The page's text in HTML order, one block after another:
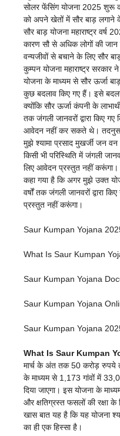
सोलर फेंसिंग योजना 2025 शुरू
को अपने खेतों में सौर बाड़ लगाने के
सौर बाड़ योजना महाराष्ट्र
कारण सौ से अधिक लोगों की
वन्यजीवों से बचाने के लिए सौर
कुम्पन योजना महाराष्ट्र सरकार
योजना के माध्यम से सौर ऊर्जा
कुछ बदलाव किए गए हैं। इसे बदलने
क्योंकि सौर ऊर्जा कंपनी के
तक जंगली जानवरों द्वारा किए
आवेदन नहीं कर सकते थे।
मुझे श्यामा प्रसाद मुखर्जी जन वन
किसी भी परिस्थिति में जंगली
लिए आवेदन प्रस्तुत नहीं
कहा गया है कि अगर मुझे उक्त
वर्षों तक जंगली जानवरों
प्रस्तुत नहीं करूंगा।
Saur Kumpan Yojana
What Is Saur Kumpan
Saur Kumpan Yojana
Saur Kumpan Yojana
Saur Kumpan Yojana
What Is Saur Kumpan
मार्च के अंत तक 50 करोड़ रुपये
के माध्यम से 1,173 गांवों में
दिया जाएगा। इस योजना के
और क्षतिग्रस्त फसलों की रक्षा के
खास बात यह है कि यह योजना
का ही एक हिस्सा है।